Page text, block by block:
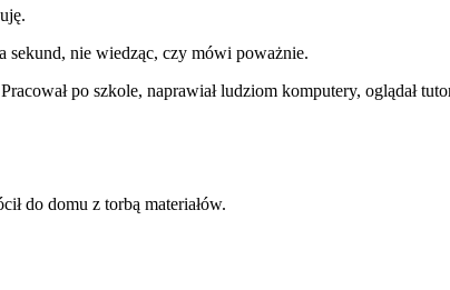
sekund, nie wiedząc, czy mówi poważnie.
po szkole, naprawiał ludziom komputery, oglądał
do domu z torbą materiałów.